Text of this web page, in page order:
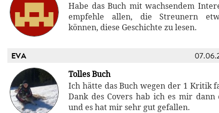
Habe das Buch mit wachsendem
empfehle allen, die Streunern
können, diese Geschichte zu lesen.
EVA
Tolles Buch
Ich hätte das Buch wegen der 1 Kritik
Dank des Covers hab ich es mir dann
und es hat mir sehr gut gefallen.